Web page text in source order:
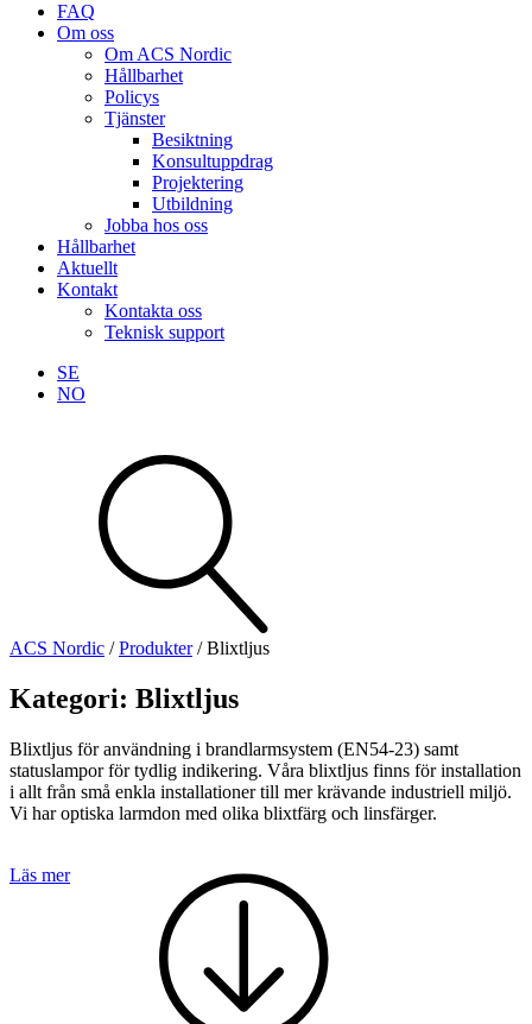
FAQ
Om oss
Om ACS Nordic
Hållbarhet
Policys
Tjänster
Besiktning
Konsultuppdrag
Projektering
Utbildning
Jobba hos oss
Hållbarhet
Aktuellt
Kontakt
Kontakta oss
Teknisk support
SE
NO
Se alla kategorier
Se alla produkter
Offertförfrågan
Kombinerade enheter
Larmklockor MED-klassade
ACS Nordic /Produkter/Blixtljus
Kategori: Blixtljus
Blixtljus för användning i brandlarmsystem (EN54-23) samt
statuslampor för tydlig indikering. Våra blixtljus finns för installation
i allt från små enkla installationer till mer krävande industriell miljö.
Vi har optiska larmdon med olika blixtfärg och linsfärger.
Läs mer